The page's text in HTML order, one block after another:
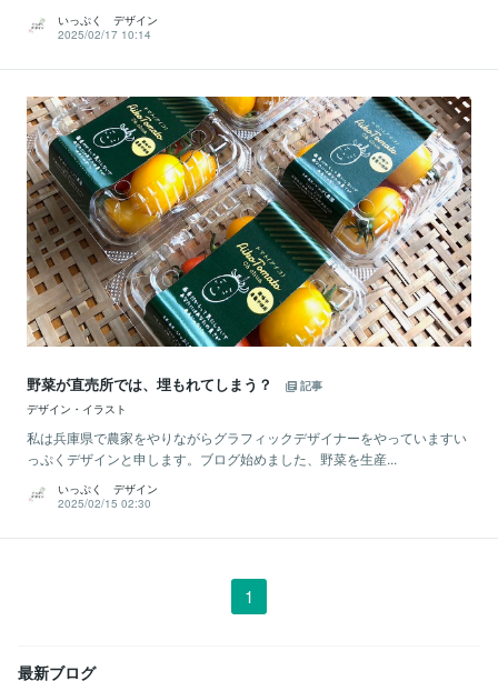
いっぷく デザイン
2025/02/17 10:14
野菜が直売所では、埋もれてしまう？
記事
デザイン・イラスト
私は兵庫県で農家をやりながらグラフィックデザイナーをやっていますい
っぷくデザインと申します。ブログ始めました、野菜を生産...
いっぷく デザイン
2025/02/15 02:30
1
最新ブログ